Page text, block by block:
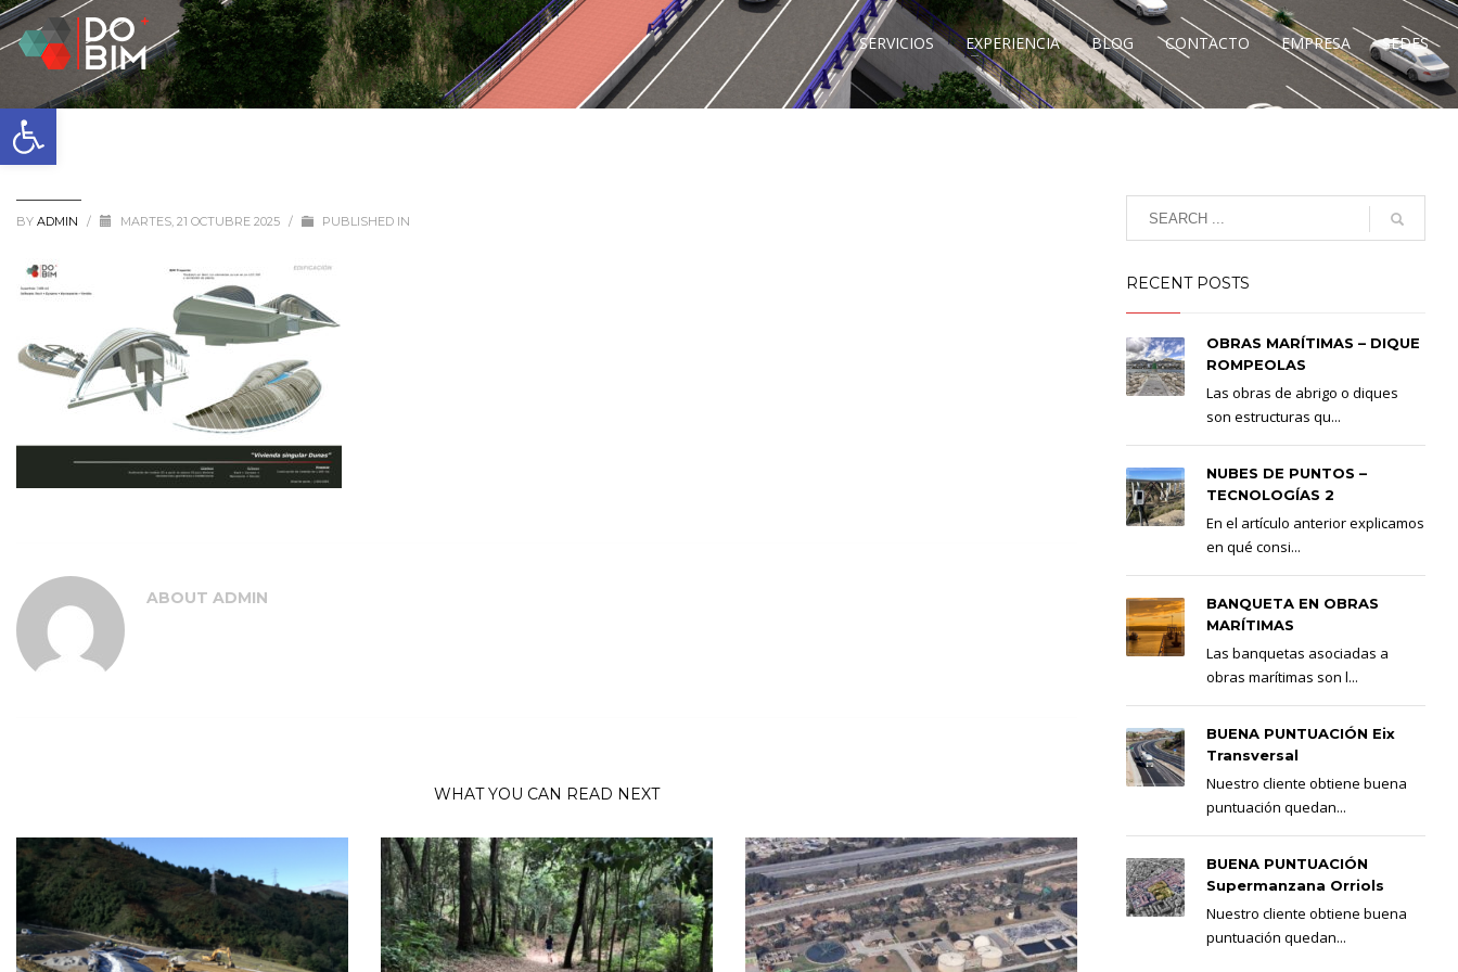
Abrir barra de herramientas
SERVICIOS EXPERIENCIA BLOG CONTACTO EMPRESA SEDES
BY ADMIN / MARTES, 21 OCTUBRE 2025 / PUBLISHED IN
ABOUT ADMIN
WHAT YOU CAN READ NEXT
RECENT POSTS
OBRAS MARÍTIMAS – DIQUE
ROMPEOLAS
Las obras de abrigo o diques
son estructuras qu...
NUBES DE PUNTOS –
TECNOLOGÍAS 2
En el artículo anterior explicamos
en qué consi...
BANQUETA EN OBRAS
MARÍTIMAS
Las banquetas asociadas a
obras marítimas son l...
BUENA PUNTUACIÓN Eix
Transversal
Nuestro cliente obtiene buena
puntuación quedan...
BUENA PUNTUACIÓN
Supermanzana Orriols
Nuestro cliente obtiene buena
puntuación quedan...